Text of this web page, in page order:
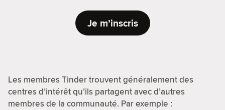
Je m’inscris
Les membres Tinder trouvent généralement des
centres d’intérêt qu’ils partagent avec d’autres
membres de la communauté. Par exemple :